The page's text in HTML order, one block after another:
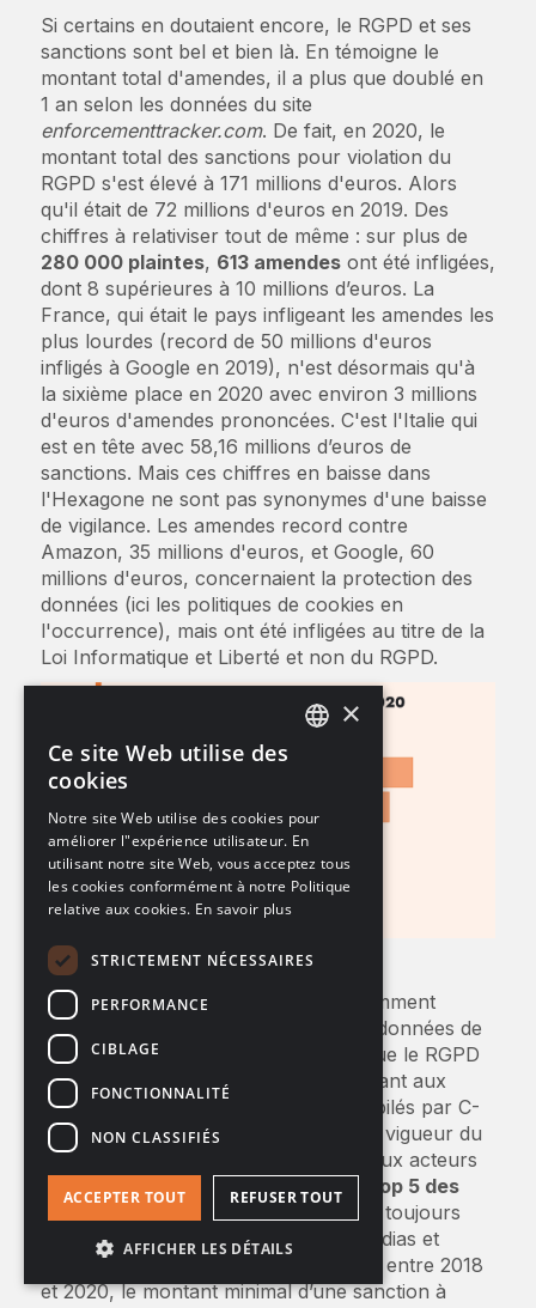
Si certains en doutaient encore, le RGPD et ses
sanctions sont bel et bien là. En témoigne le
montant total d'amendes, il a plus que doublé en
1 an selon les données du site
enforcementtracker.com. De fait, en 2020, le
montant total des sanctions pour violation du
RGPD s'est élevé à 171 millions d'euros. Alors
qu'il était de 72 millions d'euros en 2019. Des
chiffres à relativiser tout de même : sur plus de
280 000 plaintes, 613 amendesont été infligées,
dont 8 supérieures à 10 millions d’euros. La
France, qui était le pays infligeant les amendes les
plus lourdes (record de 50 millions d'euros
infligés à Google en 2019), n'est désormais qu'à
la sixième place en 2020 avec environ 3 millions
d'euros d'amendes prononcées. C'est l'Italie qui
est en tête avec 58,16 millions d’euros de
sanctions. Mais ces chiffres en baisse dans
l'Hexagone ne sont pas synonymes d'une baisse
de vigilance. Les amendes record contre
Amazon, 35 millions d'euros, et Google, 60
millions d'euros, concernaient la protection des
données (ici les politiques de cookies en
l'occurrence), mais ont été infligées au titre de la
Loi Informatique et Liberté et non du RGPD.
Enfin, nous avons confirmé précédemment
l'attention portée à la protection des données de
santé. C’est donc très logiquement, que le RGPD
et ses sanctions s'appliquent tout autant aux
acteurs de la santé. Les chiffres compilés par C-
Risk le confirment. Depuis l’entrée en vigueur du
RGPD, 52 amendes ont été infligées aux acteurs
du secteur. Assez pour être dans
le top 5 des
, mais toujours
loin du premier secteur : celui des médias et
télécoms avec 123 amendes. De plus, entre 2018
et 2020, le montant minimal d’une sanction à
×
Ce site Web utilise des
cookies
Notre site Web utilise des cookies pour
améliorer l"expérience utilisateur. En
utilisant notre site Web, vous acceptez tous
les cookies conformément à notre Politique
relative aux cookies. En savoir plus
STRICTEMENT NÉCESSAIRES
PERFORMANCE
CIBLAGE
FONCTIONNALITÉ
NON CLASSIFIÉS
ACCEPTER TOUT REFUSER TOUT
AFFICHER LES DÉTAILS